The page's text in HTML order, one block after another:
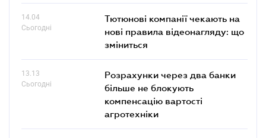
14.04
Сьогодні
Тютюнові компанії чекають на
нові правила відеонагляду: що
зміниться
13.13
Сьогодні
Розрахунки через два банки
більше не блокують
компенсацію вартості
агротехніки